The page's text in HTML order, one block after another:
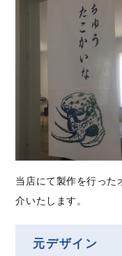
当店にて製作を行った
介いたします。
元デザイン